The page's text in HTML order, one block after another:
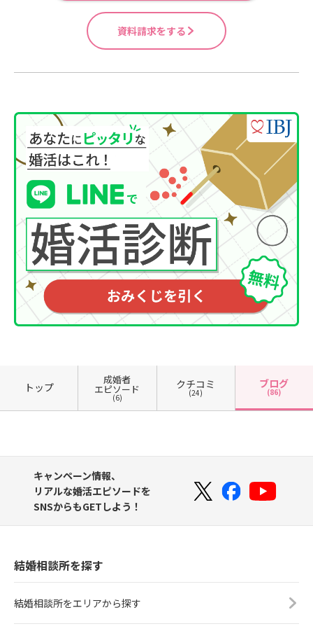
資料請求をする
トップ
成婚者
エピソード
(6)
クチコミ
(24)
ブログ
(86)
キャンペーン情報、
リアルな婚活エピソードを
SNSからもGETしよう！
結婚相談所を探す
結婚相談所をエリアから探す